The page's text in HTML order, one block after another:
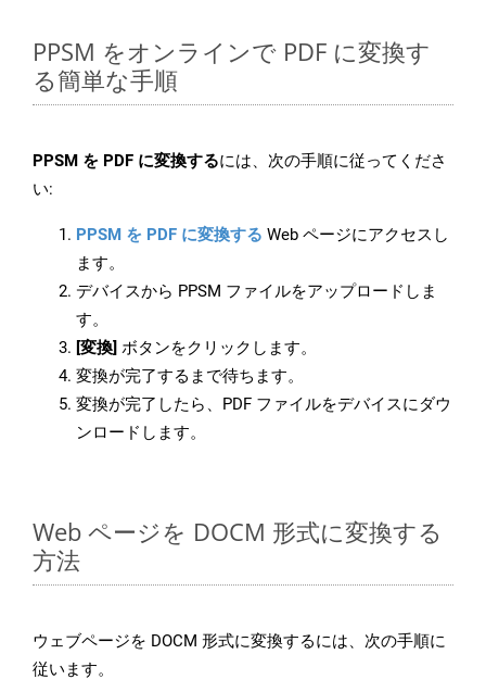
PPSM をオンラインで PDF に変換す
る簡単な手順
PPSM を PDF に変換するには、次の手順に従ってくださ
い:
PPSM を PDF に変換する Web ページにアクセスし
ます。
デバイスから PPSM ファイルをアップロードしま
す。
[変換] ボタンをクリックします。
変換が完了するまで待ちます。
変換が完了したら、PDF ファイルをデバイスにダウ
ンロードします。
Web ページを DOCM 形式に変換する
方法
ウェブページを DOCM 形式に変換するには、次の手順に
従います。